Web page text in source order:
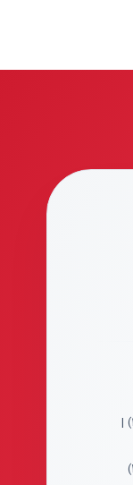
شنبه تا چهارشنبه (۱۰ الی ۱۸) |